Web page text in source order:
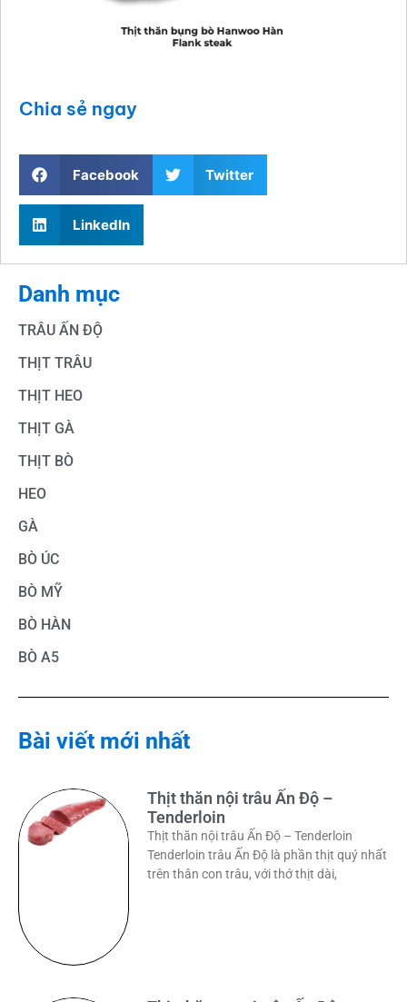
Chia sẻ ngay
Facebook Twitter
LinkedIn
Danh mục
TRÂU ẤN ĐỘ
THỊT TRÂU
THỊT HEO
THỊT GÀ
THỊT BÒ
HEO
GÀ
BÒ ÚC
BÒ MỸ
BÒ HÀN
BÒ A5
Bài viết mới nhất
Thịt thăn nội trâu Ấn Độ –
Tenderloin
Thịt thăn nội trâu Ấn Độ – Tenderloin
Tenderloin trâu Ấn Độ là phần thịt quý nhất
trên thân con trâu, với thớ thịt dài,